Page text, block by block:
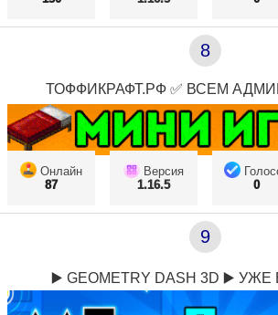
8
ТОФФИКРАФТ.РФ ✅ ВСЕМ
Онлайн
87
Версия
1.16.5
0
9
▶️ GEOMETRY DASH 3D ▶️